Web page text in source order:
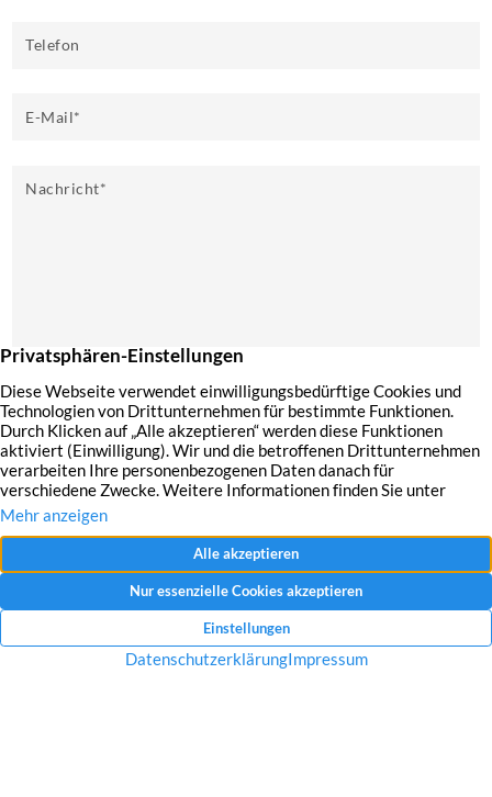
Telefon
E-Mail*
Nachricht*
Mit dem Absenden Ihrer Anfrage erklären Sie sich mit der Erfassung, Speicherung
und Verwendung Ihrer angegebenen Daten zum Zweck der Bearbeitung Ihrer
Datenschutzerklärung und Widerrufshinweise